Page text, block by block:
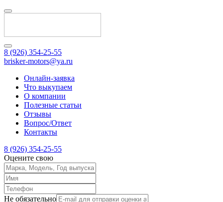
8 (926) 354-25-55
brisker-motors@ya.ru
Онлайн-заявка
Что выкупаем
О компании
Полезные статьи
Отзывы
Вопрос/Ответ
Контакты
8 (926) 354-25-55
Оцените свою
Не обязательно